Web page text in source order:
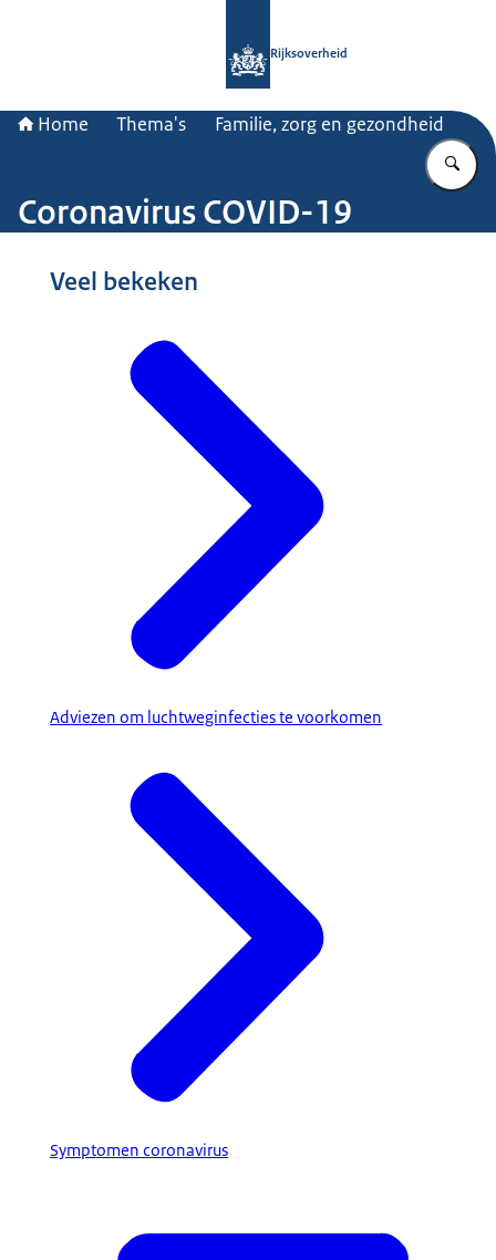
Rijksoverheid
Home Thema's Familie, zorg en gezondheid
Coronavirus COVID-19
Veel bekeken
Adviezen om luchtweginfecties te voorkomen
Symptomen coronavirus